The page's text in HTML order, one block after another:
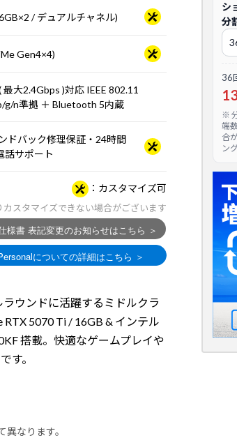
/ デュアルチャネル)
Gen4×4)
最大2.4Gbps )対応 IEEE 802.11
g/n準拠 ＋ Bluetooth 5内蔵
ドバック修理保証・24時間
話サポート
カスタマイズ可
スタマイズできない場合がございます
ウンドに活躍するミドルクラ
RTX 5070 Ti / 16GB & インテル
搭載。快適なゲームプレイや
す。
シ
分
36
※
端
合
ン
なります。